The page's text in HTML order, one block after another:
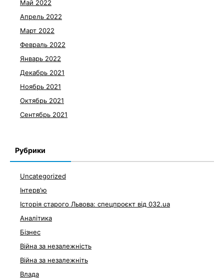
Май 2022
Апрель 2022
Март 2022
Февраль 2022
Январь 2022
Декабрь 2021
Ноябрь 2021
Октябрь 2021
Сентябрь 2021
Рубрики
Uncategorized
Інтерв'ю
Історія старого Львова: спецпроєкт від 032.ua
Аналітика
Бізнес
Війна за незалежність
Війна за незалежніть
Влада